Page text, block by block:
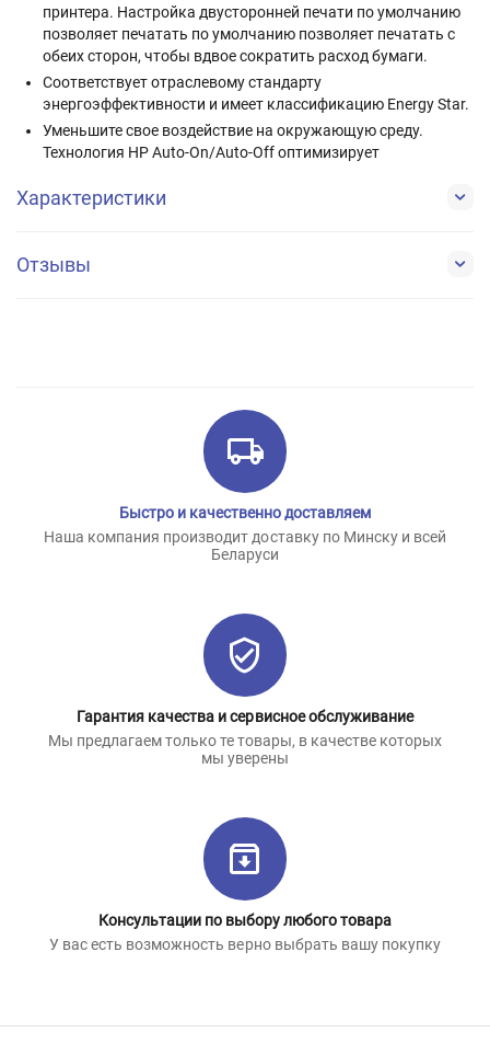
принтера. Настройка двусторонней печати по умолчанию
позволяет печатать по умолчанию позволяет печатать с
обеих сторон, чтобы вдвое сократить расход бумаги.
Соответствует отраслевому стандарту
энергоэффективности и имеет классификацию Energy Star.
Уменьшите свое воздействие на окружающую среду.
Технология HP Auto-On/Auto-Off оптимизирует
Характеристики
Отзывы
Быстро и качественно доставляем
Наша компания производит доставку по Минску и всей
Беларуси
Гарантия качества и сервисное обслуживание
Мы предлагаем только те товары, в качестве которых
мы уверены
Консультации по выбору любого товара
У вас есть возможность верно выбрать вашу покупку